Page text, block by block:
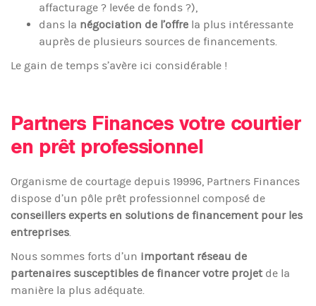
affacturage ? levée de fonds ?),
dans la négociation de l’offre la plus intéressante
auprès de plusieurs sources de financements.
Le gain de temps s’avère ici considérable !
Partners Finances votre courtier
en prêt professionnel
Organisme de courtage depuis 19996, Partners Finances
dispose d’un pôle prêt professionnel composé de
conseillers experts en solutions de financement pour les
entreprises.
Nous sommes forts d’un important réseau de
partenaires susceptibles de financer votre projet de la
manière la plus adéquate.